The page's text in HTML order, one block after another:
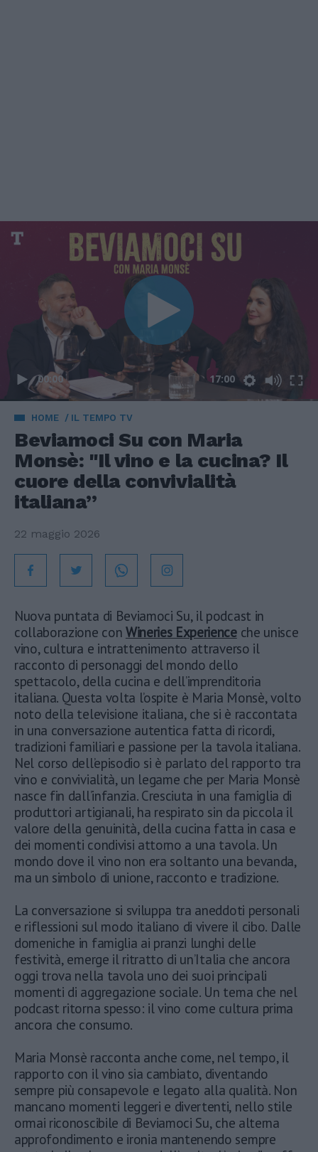
00:00 17:00
HOME IL TEMPO TV
Beviamoci Su con Maria
Monsè: "Il vino e la cucina? Il
cuore della convivialità
italiana”
22 maggio 2026
Nuova puntata di Beviamoci Su, il podcast in
collaborazione con Wineries Experienceche unisce
vino, cultura e intrattenimento attraverso il
racconto di personaggi del mondo dello
spettacolo, della cucina e dell’imprenditoria
italiana. Questa volta l’ospite è Maria Monsè, volto
noto della televisione italiana, che si è raccontata
in una conversazione autentica fatta di ricordi,
tradizioni familiari e passione per la tavola italiana.
Nel corso dell’episodio si è parlato del rapporto tra
vino e convivialità, un legame che per Maria Monsè
nasce fin dall’infanzia. Cresciuta in una famiglia di
produttori artigianali, ha respirato sin da piccola il
valore della genuinità, della cucina fatta in casa e
dei momenti condivisi attorno a una tavola. Un
mondo dove il vino non era soltanto una bevanda,
ma un simbolo di unione, racconto e tradizione.
La conversazione si sviluppa tra aneddoti personali
e riflessioni sul modo italiano di vivere il cibo. Dalle
domeniche in famiglia ai pranzi lunghi delle
festività, emerge il ritratto di un’Italia che ancora
oggi trova nella tavola uno dei suoi principali
momenti di aggregazione sociale. Un tema che nel
podcast ritorna spesso: il vino come cultura prima
ancora che consumo.
Maria Monsè racconta anche come, nel tempo, il
rapporto con il vino sia cambiato, diventando
sempre più consapevole e legato alla qualità. Non
mancano momenti leggeri e divertenti, nello stile
ormai riconoscibile di Beviamoci Su, che alterna
approfondimento e ironia mantenendo sempre